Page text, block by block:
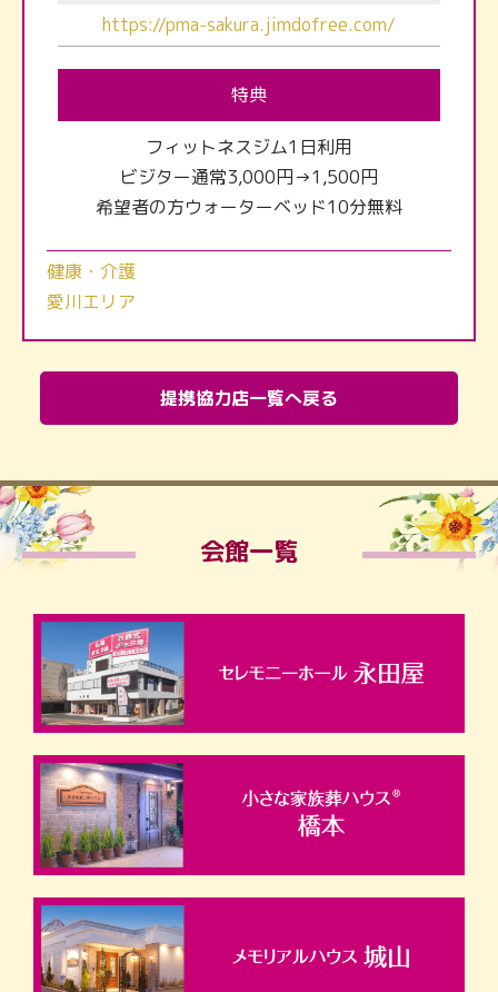
https://pma-sakura.jimdofree.com/
特典
フィットネスジム1日利用
ビジター通常3,000円→1,500円
希望者の方ウォーターベッド10分無料
健康・介護
愛川エリア
提携協力店一覧へ戻る
会館一覧